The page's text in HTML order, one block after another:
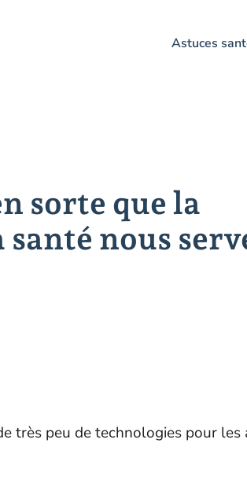
Astuces
sorte que la
nous
très peu de technologies pour les